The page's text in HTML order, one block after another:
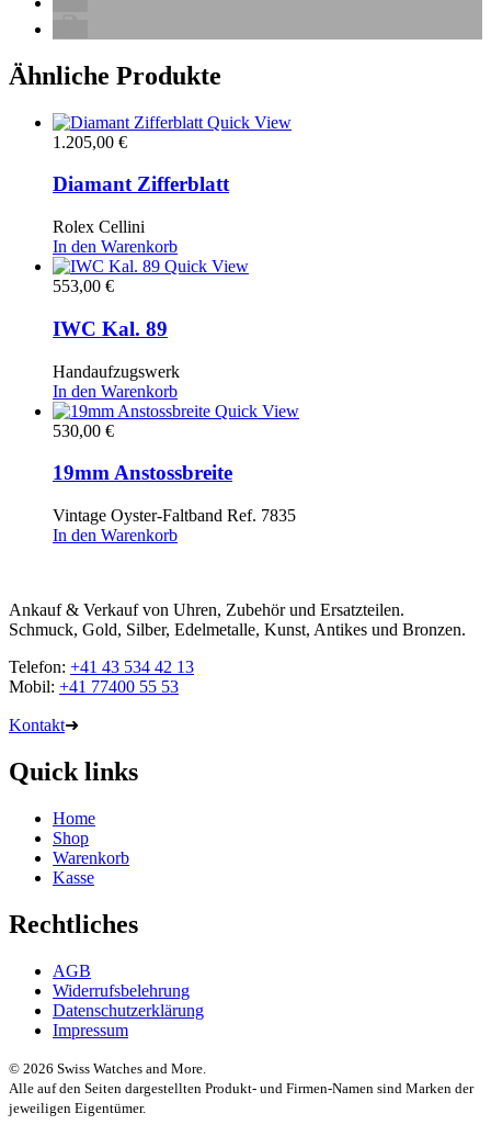
Ähnliche Produkte
Quick View
1.205,00 €
Diamant Zifferblatt
Rolex Cellini
In den Warenkorb
Quick View
553,00 €
IWC Kal. 89
Handaufzugswerk
In den Warenkorb
Quick View
530,00 €
19mm Anstossbreite
Vintage Oyster-Faltband Ref. 7835
In den Warenkorb
Ankauf & Verkauf von Uhren, Zubehör und Ersatzteilen.
Schmuck, Gold, Silber, Edelmetalle, Kunst, Antikes und Bronzen.
Telefon: +41 43 534 42 13
Mobil: +41 77400 55 53
Kontakt➜
Quick links
Home
Shop
Warenkorb
Kasse
Rechtliches
AGB
Widerrufsbelehrung
Datenschutzerklärung
Impressum
© 2026 Swiss Watches and More.
Alle auf den Seiten dargestellten Produkt- und Firmen-Namen sind Marken der
jeweiligen Eigentümer.